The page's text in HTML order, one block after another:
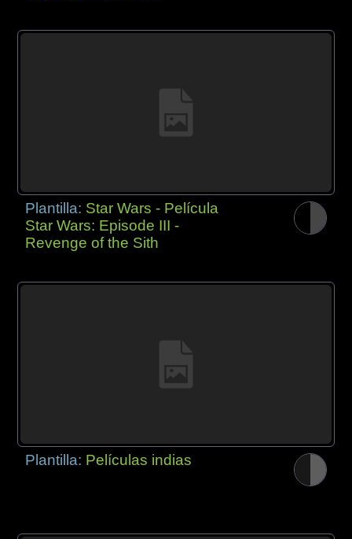
Plantilla: Star Wars - Película
Star Wars: Episode III -
Revenge of the Sith
Plantilla: Películas indias